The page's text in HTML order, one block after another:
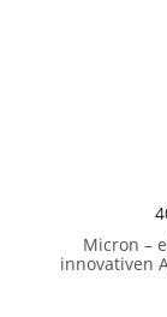
Micron –
innovativen